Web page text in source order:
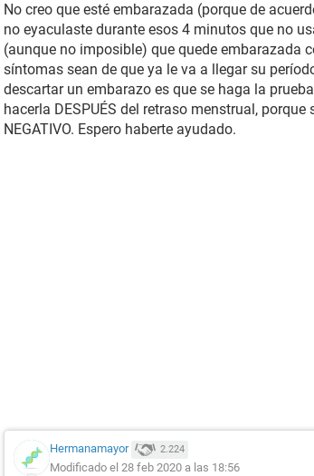
No creo que esté embarazada (porque de
no eyaculaste durante esos 4 minutos que no
(aunque no imposible) que quede embarazada
síntomas sean de que ya le va a llegar su
descartar un embarazo es que se haga la
hacerla DESPUÉS del retraso menstrual, porque
NEGATIVO. Espero haberte ayudado.
Hermanamayor 2.224
Modificado el 28 feb 2020 a las 18:56